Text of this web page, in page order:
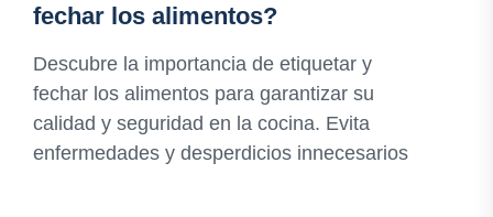
fechar los alimentos?
Descubre la importancia de etiquetar y
fechar los alimentos para garantizar su
calidad y seguridad en la cocina. Evita
enfermedades y desperdicios innecesarios